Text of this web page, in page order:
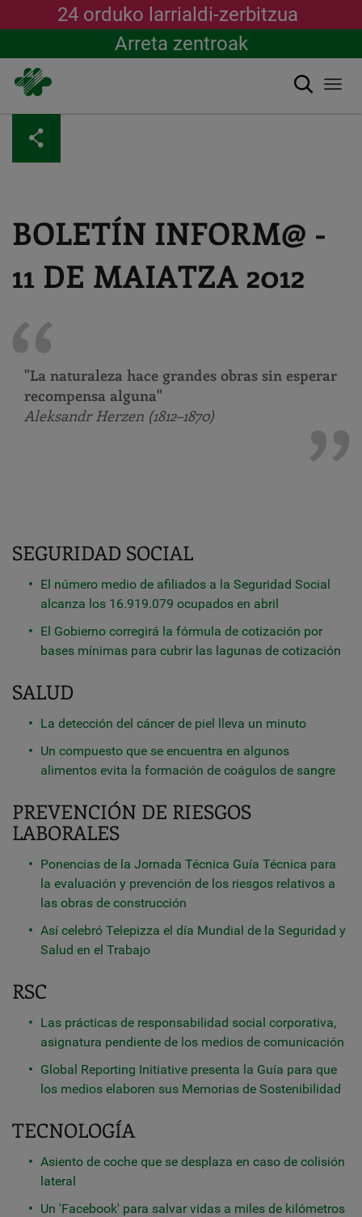
content
24 orduko larrialdi-zerbitzua
Arreta zentroak
Bilatu
BOLETÍN INFORM@ -
11 DE MAIATZA 2012
"La naturaleza hace grandes obras sin esperar
recompensa alguna"
Aleksandr Herzen (1812–1870)
SEGURIDAD SOCIAL
El número medio de afiliados a la Seguridad Social
alcanza los 16.919.079 ocupados en abril
El Gobierno corregirá la fórmula de cotización por
bases mínimas para cubrir las lagunas de cotización
SALUD
La detección del cáncer de piel lleva un minuto
Un compuesto que se encuentra en algunos
alimentos evita la formación de coágulos de sangre
PREVENCIÓN DE RIESGOS
LABORALES
Ponencias de la Jornada Técnica Guía Técnica para
la evaluación y prevención de los riesgos relativos a
las obras de construcción
Así celebró Telepizza el día Mundial de la Seguridad y
Salud en el Trabajo
RSC
Las prácticas de responsabilidad social corporativa,
asignatura pendiente de los medios de comunicación
Global Reporting Initiative presenta la Guía para que
los medios elaboren sus Memorias de Sostenibilidad
TECNOLOGÍA
Asiento de coche que se desplaza en caso de colisión
lateral
Un 'Facebook' para salvar vidas a miles de kilómetros